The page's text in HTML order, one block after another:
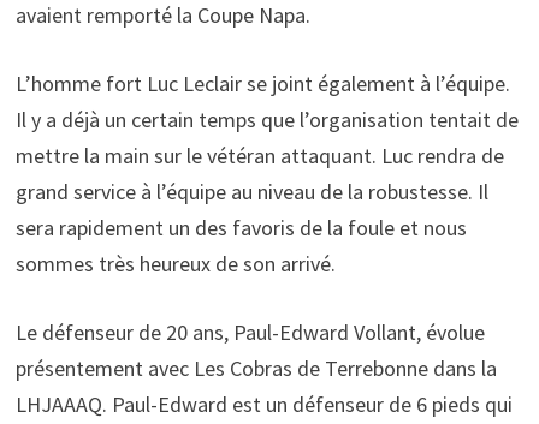
avaient remporté la Coupe Napa.
L’homme fort Luc Leclair se joint également à l’équipe.
Il y a déjà un certain temps que l’organisation tentait de
mettre la main sur le vétéran attaquant. Luc rendra de
grand service à l’équipe au niveau de la robustesse. Il
sera rapidement un des favoris de la foule et nous
sommes très heureux de son arrivé.
Le défenseur de 20 ans, Paul-Edward Vollant, évolue
présentement avec Les Cobras de Terrebonne dans la
LHJAAAQ. Paul-Edward est un défenseur de 6 pieds qui